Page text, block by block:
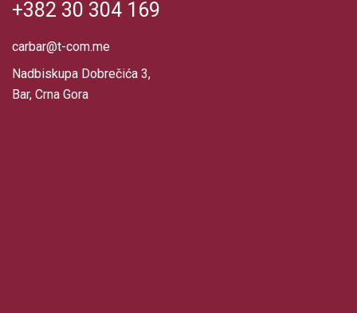
+382 30 304 169
carbar@t-com.me
Nadbiskupa Dobrečića 3,
Bar, Crna Gora